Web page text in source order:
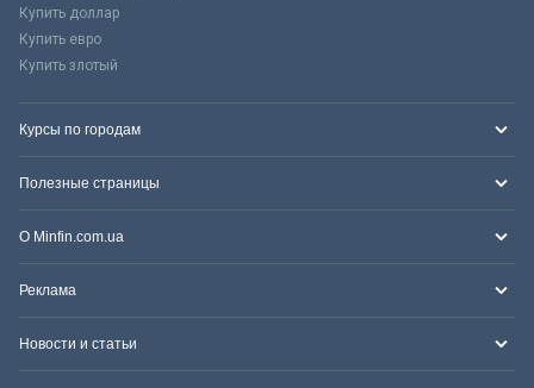
Купить доллар
Купить евро
Купить злотый
Курсы по городам
Полезные страницы
О Minfin.com.ua
Реклама
Новости и статьи